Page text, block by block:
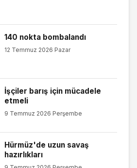
140 nokta bombalandı
12 Temmuz 2026 Pazar
İşçiler barış için mücadele
etmeli
9 Temmuz 2026 Perşembe
Hürmüz'de uzun savaş
hazırlıkları